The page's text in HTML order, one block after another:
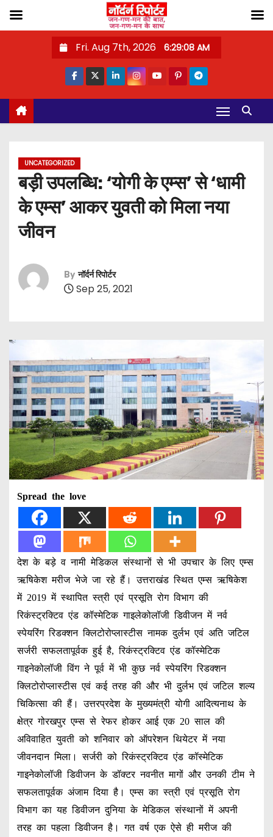
o
Fri. Aug 7th, 2026 6:29:09 AM
UNCATEGORIZED
बड़ी उपलब्धि: ‘योगी के एम्स’ से ‘धामी
के एम्स’ आकर युवती को मिला नया
जीवन
By नॉर्दर्न रिपोर्टर
Sep 25, 2021
Spread the love
देश के बड़े व नामी मेडिकल संस्थानों से भी उपचार के लिए एम्स
ऋषिकेश मरीज भेजे जा रहे हैं। उत्तराखंड स्थित एम्स ऋषिकेश
में 2019 में स्थापित स्त्री एवं प्रसूति रोग विभाग की
रिकंस्ट्रक्टिव एंड कॉस्मेटिक गाइलेकोलॉजी डिवीजन में नर्व
स्पेयरिंग रिडक्शन क्लिटोरोप्लास्टीस नामक दुर्लभ एवं अति जटिल
सर्जरी सफलतापूर्वक हुई है, रिकंस्ट्रक्टिव एंड कॉस्मेटिक
गाइनेकोलॉजी विंग ने पूर्व में भी कुछ नर्व स्पेयरिंग रिडक्शन
क्लिटोरोप्लास्टीस एवं कई तरह की और भी दुर्लभ एवं जटिल शल्य
चिकित्सा की हैं। उत्तरप्रदेश के मुख्यमंत्री योगी आदित्यनाथ के
क्षेत्र गोरखपुर एम्स से रेफर होकर आई एक 20 साल की
अविवाहित युवती को शनिवार को ऑपरेशन थियेटर में नया
जीवनदान मिला। सर्जरी को रिकंस्ट्रक्टिव एंड कॉस्मेटिक
गाइनेकोलॉजी डिवीजन के डॉक्टर नवनीत मागों और उनकी टीम ने
सफलतापूर्वक अंजाम दिया है। एम्स का स्त्री एवं प्रसूति रोग
विभाग का यह डिवीजन दुनिया के मेडिकल संस्थानों में अपनी
तरह का पहला डिवीजन है। गत वर्ष एक ऐसे ही मरीज की